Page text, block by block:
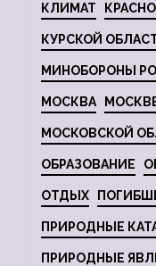
КЛИМАТ
КУРСКОЙ
МИНОБОРОНЫ
МОСКВА
МОСКОВСКОЙ
ОБРАЗОВАНИЕ
ОТДЫХ
ПРИРОДНЫЕ
ПРИРОДНЫЕ